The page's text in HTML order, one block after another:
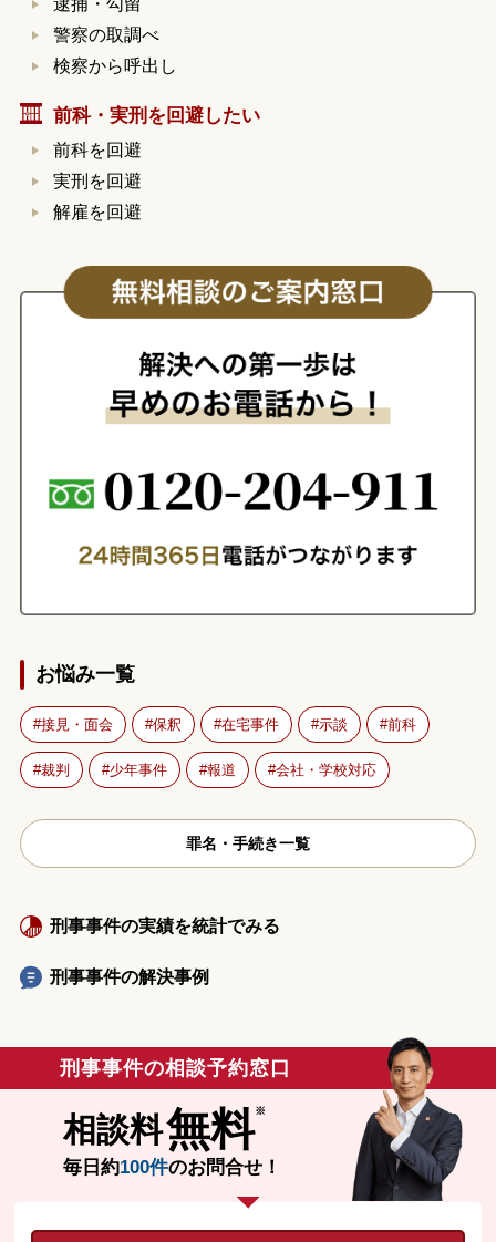
警察の取調べ
検察から呼出し
前科・実刑を回避したい
前科を回避
実刑を回避
解雇を回避
お悩み一覧
接見・面会 保釈 在宅事件 示談 前科
裁判 少年事件 報道 会社・学校対応
罪名・手続き一覧
刑事事件の実績を統計でみる
刑事事件の解決事例
刑事事件の相談予約窓口
相談料無料
毎日約100件のお問合せ！